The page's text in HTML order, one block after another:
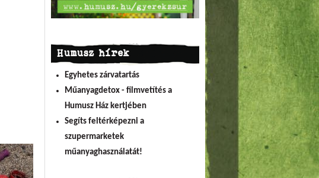
Humusz hírek
Egyhetes zárvatartás
Műanyagdetox - filmvetítés a
Humusz Ház kertjében
Segíts feltérképezni a
szupermarketek
műanyaghasználatát!